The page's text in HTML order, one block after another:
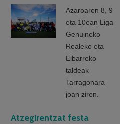
Azaroaren 8, 9
eta 10ean Liga
Genuineko
Realeko eta
Eibarreko
taldeak
Tarragonara
joan ziren.
Atzegirentzat festa